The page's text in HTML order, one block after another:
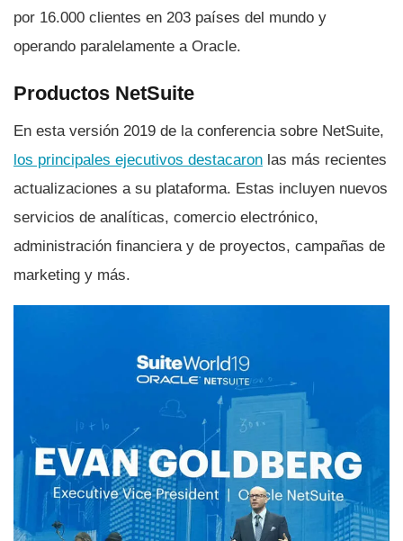
por 16.000 clientes en 203 paí­ses del mundo y
operando paralelamente a Oracle.
Productos NetSuite
En esta versión 2019 de la conferencia sobre NetSuite,
los principales ejecutivos destacaron las más recientes
actualizaciones a su plataforma. Estas incluyen nuevos
servicios de analí­ticas, comercio electrónico,
administración financiera y de proyectos, campañas de
marketing y más.